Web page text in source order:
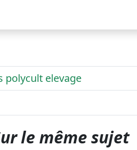
polycult elevage
le même sujet